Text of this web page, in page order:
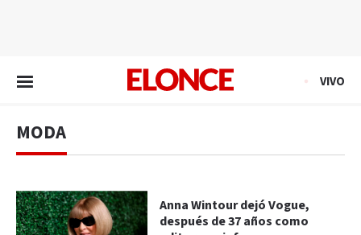
VIVO
MODA
Anna Wintour dejó Vogue,
después de 37 años como